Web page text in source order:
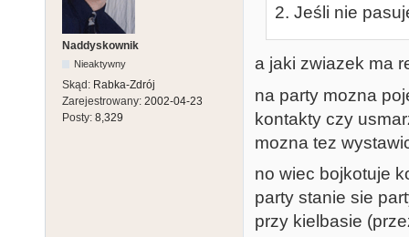
Naddyskownik
Nieaktywny
Skąd: Rabka-Zdrój
Zarejestrowany: 2002-04-23
Posty: 8,329
2. Jeśli nie
a jaki zwiazek ma
na party mozna
kontakty czy
mozna tez
no wiec bojkotuje
party stanie sie
przy kielbasie